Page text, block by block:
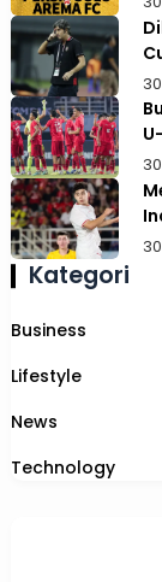
Kategori
Business
Lifestyle
News
Technology